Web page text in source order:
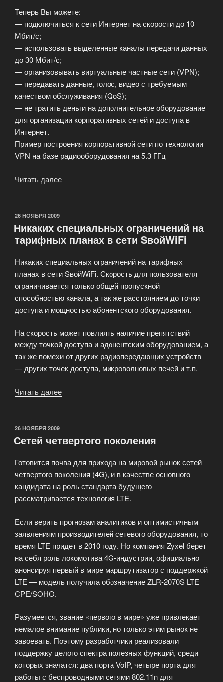
Теперь Вы можете:
— подключиться к сети Интернет на скорости до 10
Мбит/с;
— использовать выделенные каналы передачи данных
до 30 Мбит/с;
— организовывать виртуальные частные сети (VPN);
— передавать данные, голос, видео с требуемым
качеством обслуживания (QoS);
— не тратить деньги на дополнительное оборудование
для организации корпоративных сетей и доступа в
Интернет.
Пример построения корпоративной сети по технологии
VPN на базе радиооборудования на 5.3 ГГц
Читать далее
ОПУБЛИКОВАНО
26 НОЯБРЯ 2009
Никаких специальных ограничений на
тарифных планах в сети SвойWiFi
Никаких специальных ограничений на тарифных
планах в сети SвойWiFi. Скорость для пользователя
ограничивается только общей пропускной
способностью канала, а так же расстоянием до точки
доступа и мощностью абонентского оборудования.
На скорость может повлиять наличие препятствий
между точкой доступа и адонентским оборудованием, а
так же помехи от других радиопередающих устройств
— других точек доступа, микроволновых печей и т.п.
Читать далее
тарифных
в
сети
SвойWiFi»
ОПУБЛИКОВАНО
26 НОЯБРЯ 2009
Сетей четвертого поколения
Готовится почва для прихода на мировой рынок сетей
четвертого поколения (4G), и в качестве основного
кандидата на роль стандарта будущего
рассматривается технология LTE.
Если верить прогнозам аналитиков и оптимистичным
заявлениям производителей сетевого оборудования, то
время LTE придет в 2010 году. Но компания Zyxel берет
на себя роль локомотива 4G-индустрии, официально
анонсируя первый в мире маршрутизатор с поддержкой
LTE — модель получила обозначение ZLR-2070S LTE
CPE/SOHO.
Разумеется, звание «первого в мире» уже привлекает
немалое внимание публики, но только этим рынок не
завоевать. Поэтому разработчики реализовали
поддержку целого спектра полезных функций, среди
которых значатся: два порта VoIP, четыре порта для
работы с беспроводными сетями 802.11n для